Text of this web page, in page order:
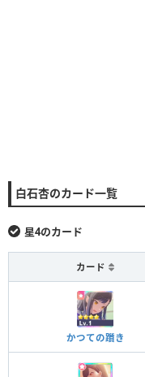
白石杏のカード一覧
星4のカード
カード
かつての躓き